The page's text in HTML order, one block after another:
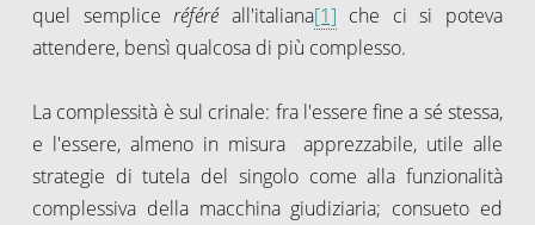
quel sempliceréféréall'italiana[1] che ci si poteva
attendere, bensì qualcosa di più complesso.
La complessità è sul crinale: fra l'essere fine a sé stessa,
e l'essere, almeno in misura apprezzabile, utile alle
strategie di tutela del singolo come alla funzionalità
complessiva della macchina giudiziaria; consueto ed